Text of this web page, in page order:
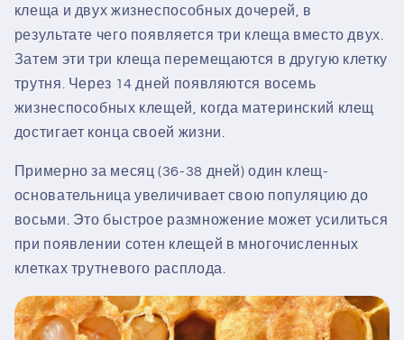
клеща и двух жизнеспособных дочерей, в
результате чего появляется три клеща вместо двух.
Затем эти три клеща перемещаются в другую клетку
трутня. Через 14 дней появляются восемь
жизнеспособных клещей, когда материнский клещ
достигает конца своей жизни.
Примерно за месяц (36-38 дней) один клещ-
основательница увеличивает свою популяцию до
восьми. Это быстрое размножение может усилиться
при появлении сотен клещей в многочисленных
клетках трутневого расплода.